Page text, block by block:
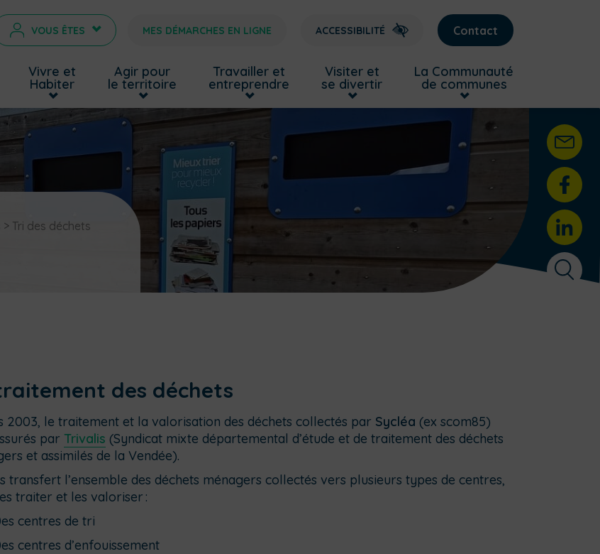
VOUS ÊTES > MES DÉMARCHES EN LIGNE ACCESSIBILITÉ Contact
Vivre et
Habiter
Agir pour
le territoire
Travailler et
entreprendre
Visiter et
se divertir
La Communauté
de communes
> Tri des déchets
des déchets
2003, le traitement et la valorisation des déchets collectés par Sycléa (ex scom85)
par Trivalis (Syndicat mixte départemental d’étude et de traitement des déchets
et assimilés de la Vendée).
transfert l’ensemble des déchets ménagers collectés vers plusieurs types de centres,
traiter et les valoriser :
centres de tri
centres d’enfouissement